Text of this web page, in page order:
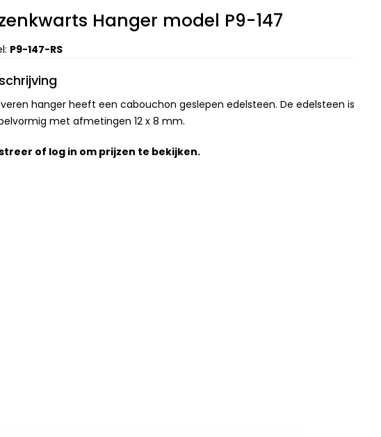
Hanger model P9-147
P9-147-RS
hanger heeft een cabouchon geslepen edelsteen. De edelsteen is
met afmetingen 12 x 8 mm.
of log in om prijzen te bekijken.